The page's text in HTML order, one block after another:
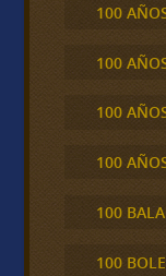
100
100
100
100
100
100